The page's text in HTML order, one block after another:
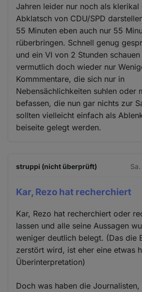
Jahren leider nur noch als
Abklatsch von CDU/SPD
55 Minuten eben auch nur 55
rüberbringen. Schnell genug
und ein VI von 2 Stunden
vermutlich doch wieder nur
Kommmentare, die sich nur in
Nebensächlichkeiten suhlen oder
befassen, die nun gar nichts zur
sollten vielleicht einfach als
beiseite gelegt werden.
struppi (nicht überprüft)
Kar, Rezo hat recherchiert
Kar, Rezo hat recherchiert oder
lassen und alle seine Aussagen
weniger deutlich belegt. (Das die
zerstört wird, ist eher eine etwas
Überinterpretation)
Doch was haben die